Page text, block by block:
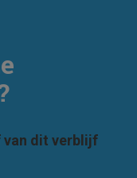
van dit verblijf